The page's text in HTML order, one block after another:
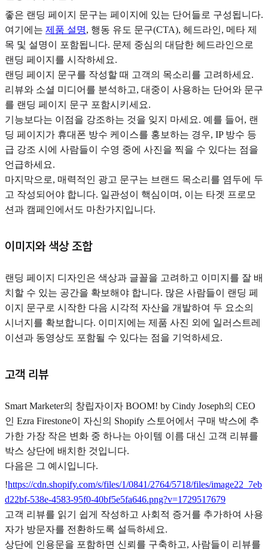
좋은 랜딩 페이지 문구는 페이지에 있는 단어들로 구성됩니다.
여기에는 제품 설명, 행동 유도 문구(CTA), 헤드라인, 메타 제
목 및 설명이 포함됩니다. 문제 중심의 대담한 헤드라인으로
랜딩 페이지를 시작하세요.
랜딩 페이지 문구를 작성할 때 고객의 목소리를 고려하세요.
리뷰와 소셜 미디어를 분석하고, 대중이 사용하는 단어와 문구
를 랜딩 페이지 문구 포함시키세요.
기능보다는 이점을 강조하는 것을 잊지 마세요. 예를 들어, 랜
딩 페이지가 휴대폰 방수 케이스를 홍보하는 경우, IP 방수 등
급 강조 시에 사람들이 수영 중에 사진을 찍을 수 있다는 점을
언급하세요.
마지막으로, 매력적인 광고 문구는 브랜드 목소리를 염두에 두
고 작성되어야 합니다. 일관성이 핵심이며, 이는 타겟 프로모
션과 캠페인에서도 마찬가지입니다.
이미지와 색상 조합
랜딩 페이지 디자인은 색상과 글꼴을 고려하고 이미지를 잘 배
치할 수 있는 공간을 확보해야 합니다. 많은 사람들이 랜딩 페
이지 문구로 시작한 다음 시각적 자산을 개발하여 두 요소의
시너지를 확보합니다. 이미지에는 제품 사진 외에 일러스트레
이션과 동영상도 포함될 수 있다는 점을 기억하세요.
고객 리뷰
Smart Marketer의 창립자이자 BOOM! by Cindy Joseph의 CEO
인 Ezra Firestone이 자신의 Shopify 스토어에서 구매 박스에 추
가한 가장 작은 변화 중 하나는 아이템 이름 대신 고객 리뷰를
박스 상단에 배치한 것입니다.
다음은 그 예시입니다.
!https://cdn.shopify.com/s/files/1/0841/2764/5718/files/image22_7eb
d22bf-538e-4583-95f0-40bf5e5fa646.png?v=1729517679
고객 리뷰를 읽기 쉽게 작성하고 사회적 증거를 추가하여 사용
자가 방문자를 전환하도록 설득하세요.
상단에 인용문을 포함하면 신뢰를 구축하고, 사람들이 리뷰를